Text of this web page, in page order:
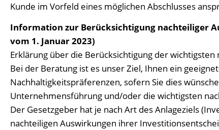
Kunde im Vorfeld eines möglichen Abschlusses
Information zur Berücksichtigung nachteiliger
vom 1. Januar 2023)
Erklärung über die Berücksichtigung der
Bei der Beratung ist es unser Ziel, Ihnen ein
Nachhaltigkeitspräferenzen, sofern Sie dies
Unternehmensführung und/oder die wichtigsten
Der Gesetzgeber hat je nach Art des Anlageziels
nachteiligen Auswirkungen ihrer